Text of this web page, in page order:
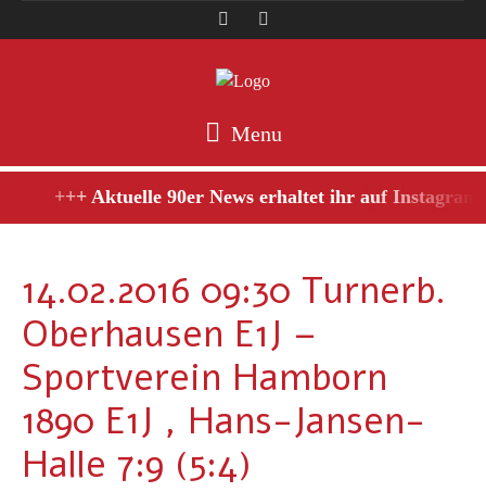
Menu
+++ Aktuelle 90er News erhaltet ihr auf
14.02.2016 09:30 Turnerb.
Oberhausen E1J –
Sportverein Hamborn
1890 E1J , Hans-Jansen-
Halle 7:9 (5:4)